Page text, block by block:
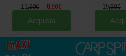
11,90€ 8,90€
Acquista
19,90€